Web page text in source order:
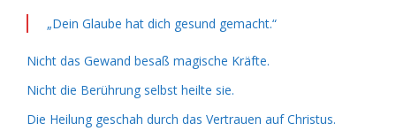
„Dein Glaube hat dich gesund gemacht.“
Nicht das Gewand besaß magische Kräfte.
Nicht die Berührung selbst heilte sie.
Die Heilung geschah durch das Vertrauen auf Christus.